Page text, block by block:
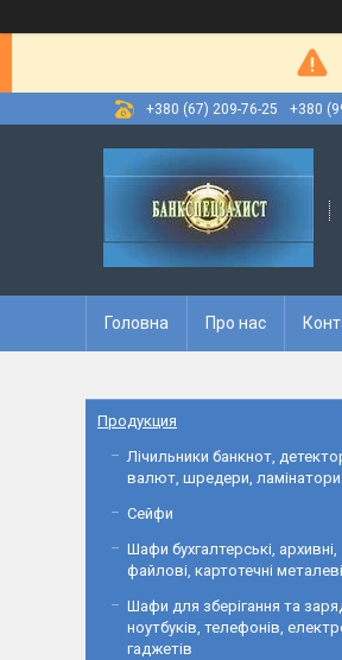
+380 (67) 209-76-25 +380
Головна Про нас
Продукция
Лічильники банкнот,
валют, шредери, ламінатори
Сейфи
Шафи бухгалтерські, архивні,
файлові, картотечні металеві
Шафи для зберігання та
ноутбуків, телефонів,
гаджетів